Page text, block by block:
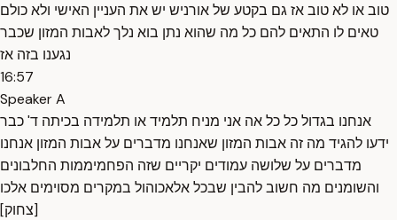
טוב או לא טוב אז גם בקטע של אורניש יש את העניין האישי ולא כולם
טאים לו התאים להם כל מה שהוא נתן בוא נלך לאבות המזון שכבר
נגענו בזה אז
16:57
Speaker A
אנחנו בגדול כל כל אה אני מניח תלמיד או תלמידה בכיתה ד' כבר
ידעו להגיד מה זה אבות המזון שאנחנו מדברים על אבות המזון אנחנו
מדברים על שלושה עמודים יקריים שזה הפחמיממות החלבונים
והשומנים מה חשוב להבין שבכל אלאכוהול במקרים מסוימים אלכו
[‏צחוק]